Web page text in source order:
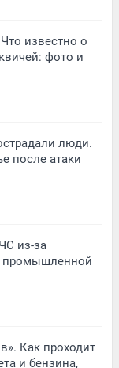
известно о
фото и
люди.
после атаки
из-за
промышленной
Как проходит
и бензина,